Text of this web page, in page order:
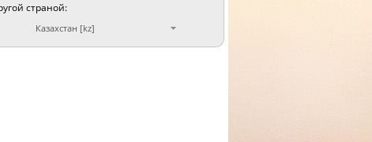
страной:
Казахстан [kz]